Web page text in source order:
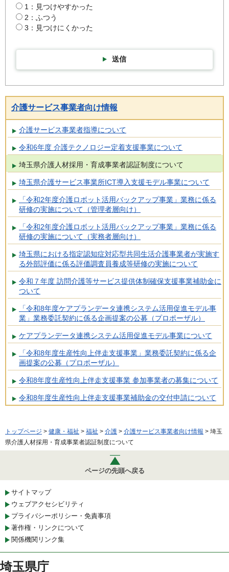
1：見つけやすかった
2：ふつう
3：見つけにくかった
送信
介護サービス事業者向け情報
介護サービス事業者指導について
令和6年度 介護テクノロジー定着支援事業について
埼玉県介護人材採用・育成事業者認証制度について
埼玉県介護サービス事業所ICT導入支援モデル事業について
「令和2年度介護ロボット活用バックアップ事業」業務に係る
研修の実施について（管理者層向け）
「令和2年度介護ロボット活用バックアップ事業」業務に係る
研修の実施について（実務者層向け）
埼玉県における指定認知症対応型共同生活介護事業者が実施す
る外部評価に係る評価調査員養成等研修の実施について
令和７年度 訪問介護等サービス提供体制確保支援事業補助金に
ついて
「令和8年度ケアプランデータ連携システム活用促進モデル事
業」業務委託契約に係る企画提案の公募（プロポーザル）
ケアプランデータ連携システム活用促進モデル事業について
「令和8年度生産性向上伴走支援事業」業務委託契約に係る企
画提案の公募（プロポーザル）
令和8年度生産性向上伴走支援事業 参加事業者の募集について
令和8年度生産性向上伴走支援事業補助金の交付申請について
トップページ > 健康・福祉 > 福祉 > 介護 > 介護サービス事業者向け情報 > 埼玉
県介護人材採用・育成事業者認証制度について
ページの先頭へ戻る
サイトマップ
ウェブアクセシビリティ
プライバシーポリシー・免責事項
著作権・リンクについて
関係機関リンク集
埼玉県庁